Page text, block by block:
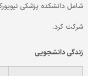
شامل دانشکده پزشکی
شرکت کرد.
زندگی دانشجویی